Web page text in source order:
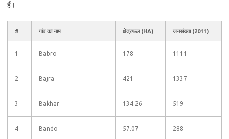
हैं।
# गांव का नाम क्षेत्रफल (HA) जनसंख्या (2011)
1 Babro 178 1111
2 Bajra 421 1337
3 Bakhar 134.26 519
4 Bando 57.07 288